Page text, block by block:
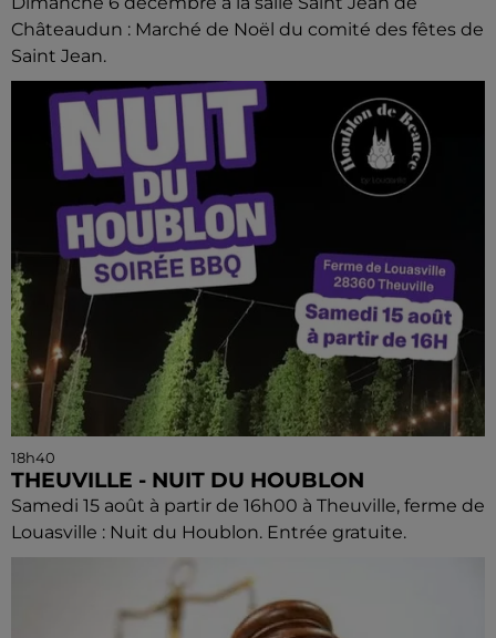
Châteaudun : Marché de Noël du comité des fêtes de
Saint Jean.
18h40
THEUVILLE - NUIT DU HOUBLON
Samedi 15 août à partir de 16h00 à Theuville, ferme de
Louasville : Nuit du Houblon. Entrée gratuite.